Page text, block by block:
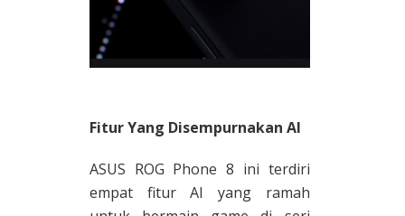
Fitur Yang Disempurnakan AI
ASUS ROG Phone 8 ini terdiri
empat fitur AI yang ramah